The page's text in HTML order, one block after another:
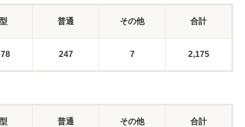
普通 その他 合計
247 7 2,175
普通 その他 合計